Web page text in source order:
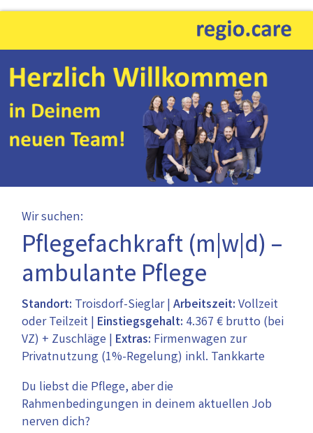
Wir suchen:
Pflegefachkraft (m|w|d) –
ambulante Pflege
Standort: Troisdorf-Sieglar |Arbeitszeit:Vollzeit
oder Teilzeit | Einstiegsgehalt: 4.367 € brutto (bei
VZ) + Zuschläge | Extras: Firmenwagen zur
Privatnutzung (1%-Regelung) inkl. Tankkarte
Du liebst die Pflege, aber die
Rahmenbedingungen in deinem aktuellen Job
nerven dich?